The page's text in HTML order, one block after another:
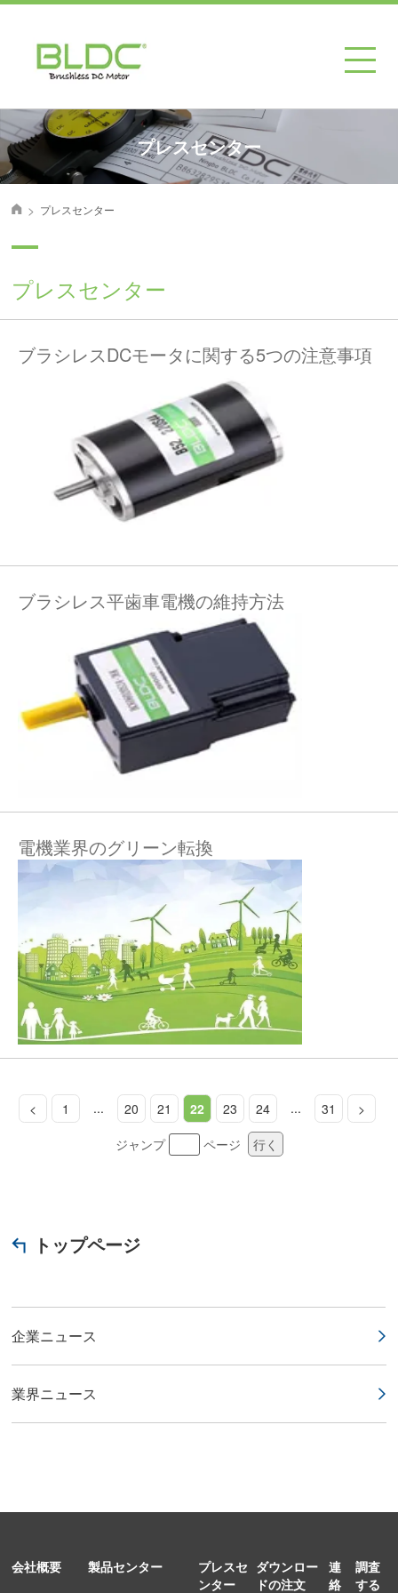
プレスセンター
首页
> プレスセンター
プレスセンター
ブラシレスDCモータに関する5つの注意事項
ブラシレス平歯車電機の維持方法
電機業界のグリーン転換
< 1 ... 20 21 22 23 24 ... 31
>
ジャンプ
ページ 行く
トップページ
企業ニュース
業界ニュース
会社概要 製品センター
プレスセ
ンター
ダウンロー
ドの注文
連
絡
調査
する